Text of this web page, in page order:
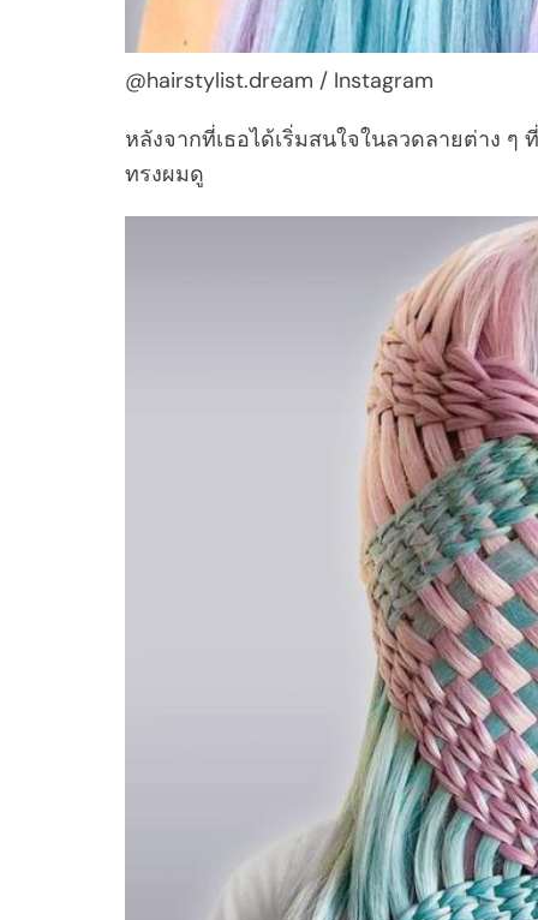
@hairstylist.dream / Instagram
หลังจากที่เธอได้เริ่มสนใจในลวดลายต่าง
ทรงผมดู